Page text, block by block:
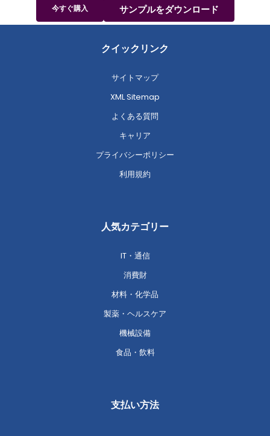
今すぐ購入 サンプルをダウンロード
クイックリンク
サイトマップ
XML Sitemap
よくある質問
キャリア
プライバシーポリシー
利用規約
人気カテゴリー
IT・通信
消費財
材料・化学品
製薬・ヘルスケア
機械設備
食品・飲料
支払い方法